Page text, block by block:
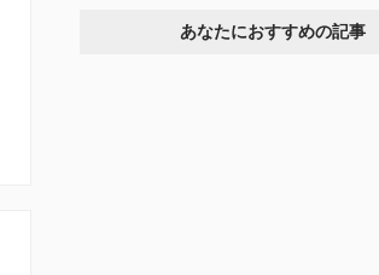
あなたにおすすめの記事